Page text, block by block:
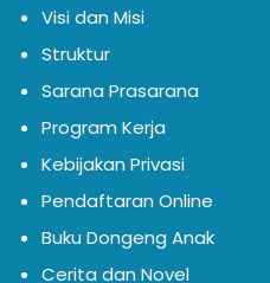
Visi dan Misi
Struktur
Sarana Prasarana
Program Kerja
Kebijakan Privasi
Pendaftaran Online
Buku Dongeng Anak
Cerita dan Novel